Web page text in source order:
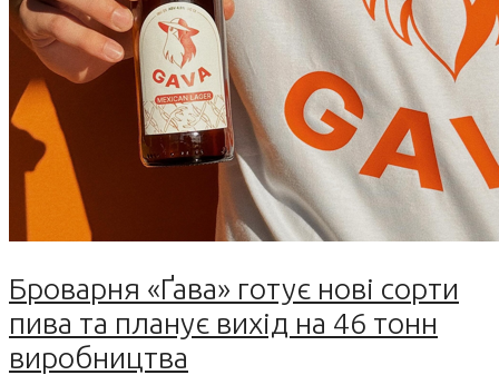
Броварня «Ґава» готує нові сорти
пива та планує вихід на 46 тонн
виробництва